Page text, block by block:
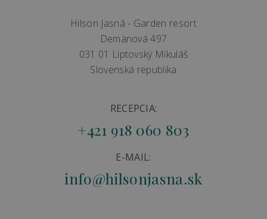
Hilson Jasná - Garden resort
Demänová 497
031 01 Liptovský Mikuláš
Slovenská republika
RECEPCIA:
+421 918 060 803
E-MAIL:
info@hilsonjasna.sk